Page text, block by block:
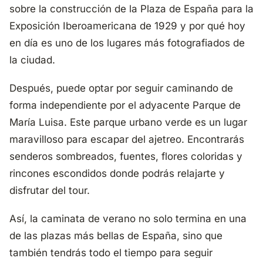
sobre la construcción de la Plaza de España para la
Exposición Iberoamericana de 1929 y por qué hoy
en día es uno de los lugares más fotografiados de
la ciudad.
Después, puede optar por seguir caminando de
forma independiente por el adyacente Parque de
María Luisa. Este parque urbano verde es un lugar
maravilloso para escapar del ajetreo. Encontrarás
senderos sombreados, fuentes, flores coloridas y
rincones escondidos donde podrás relajarte y
disfrutar del tour.
Así, la caminata de verano no solo termina en una
de las plazas más bellas de España, sino que
también tendrás todo el tiempo para seguir